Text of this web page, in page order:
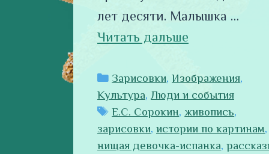
лет десяти. Малышка …
Читать дальше
Рубрики
Зарисовки,Изображения,
Культура, Люди и события
Метки
Е.С. Сорокин,живопись,
зарисовки, истории по картинам,
нищая девочка-испанка,